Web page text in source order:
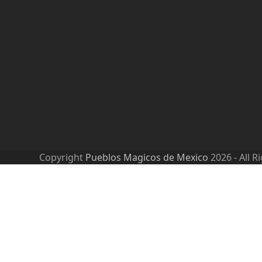
Copyright Pueblos Magicos de Mexico 2026 - All